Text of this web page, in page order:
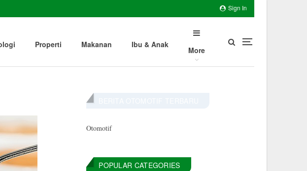
Sign In
Properti Makanan Ibu & Anak
More
Otomotif
POPULAR CATEGORIES